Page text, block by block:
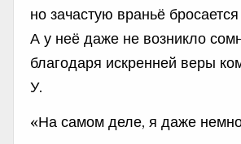
но зачастую враньё бросается
А у неё даже не возникло
благодаря искренней веры
У.
«На самом деле, я даже